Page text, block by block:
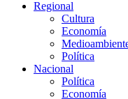
Regional
Cultura
Economía
Política
Nacional
Política
Economía